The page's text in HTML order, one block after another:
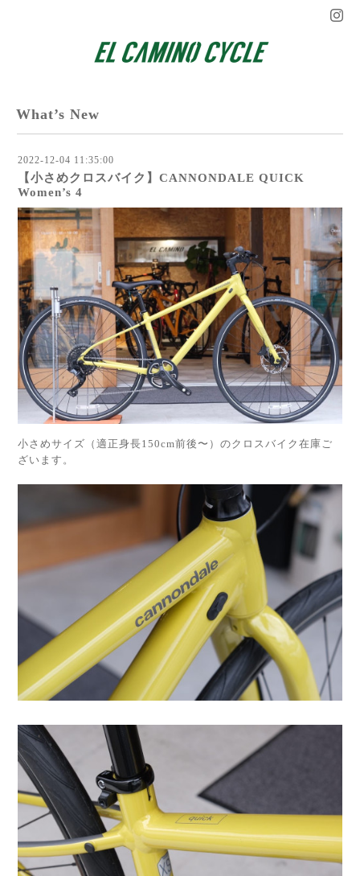
What’s New
2022-12-04 11:35:00
【小さめクロスバイク】CANNONDALE QUICK
Women’s 4
小さめサイズ（適正身長150cm前後〜）のクロスバイク在庫ご
ざいます。